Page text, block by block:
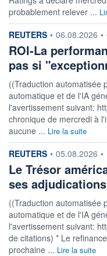
+ HAUT
0,1037
probablement relever ...
information fournie par
REUTERS • 06.08.2026 •
ROI-La
pas si
((Traduction automatisée
automatique et de l'IA
l'avertissement suivant:
chronique de mercredi à
aucune ... Lire la suite
information fournie par
REUTERS • 05.08.2026 •
Le Trésor
ses
((Traduction automatisée
automatique et de l'IA
l'avertissement suivant:
de citations) * Le
prochaine ... Lire la suite